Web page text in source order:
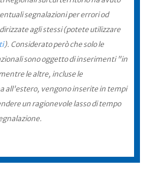
segnalazioni per errori od
agli stessi (potete utilizzare
). Considerato però che solo le
sono oggetto di inserimenti "in
le altre, incluse le
all'estero, vengono inserite in tempi
un ragionevole lasso di tempo